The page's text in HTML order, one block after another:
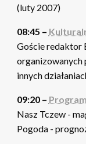
(luty 2007)
08:45 –
Goście redaktor
organizowanych
innych
09:20 –
Nasz Tczew -
Pogoda -